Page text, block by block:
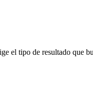
el tipo de resultado que